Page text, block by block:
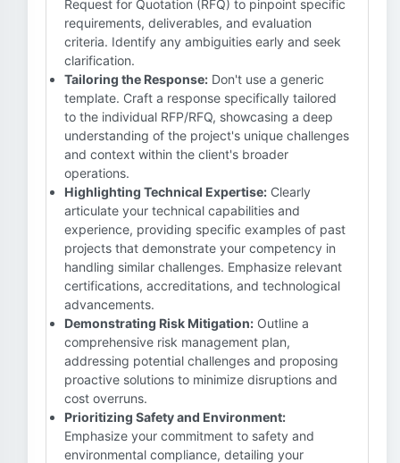
Request for Quotation (RFQ) to pinpoint specific
requirements, deliverables, and evaluation
criteria. Identify any ambiguities early and seek
clarification.
Tailoring the Response: Don't use a generic
template. Craft a response specifically tailored
to the individual RFP/RFQ, showcasing a deep
understanding of the project's unique challenges
and context within the client's broader
operations.
Highlighting Technical Expertise: Clearly
articulate your technical capabilities and
experience, providing specific examples of past
projects that demonstrate your competency in
handling similar challenges. Emphasize relevant
certifications, accreditations, and technological
advancements.
Demonstrating Risk Mitigation: Outline a
comprehensive risk management plan,
addressing potential challenges and proposing
proactive solutions to minimize disruptions and
cost overruns.
Prioritizing Safety and Environment:
Emphasize your commitment to safety and
environmental compliance, detailing your